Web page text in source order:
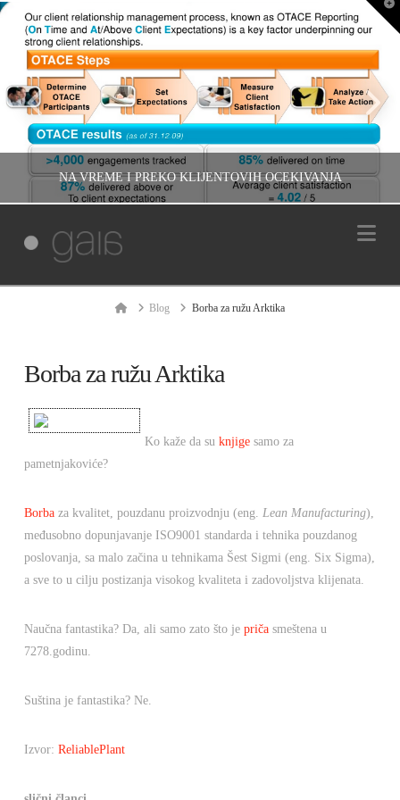
NA VREME I PREKO KLIJENTOVIH OČEKIVANJA
INFORMACIJE, RAZMIŠLJANJA, UNCATEGORIZED
HomeBlog Borba za ružu Arktika
Borba za ružu Arktika
Ko kaže da su knjigesamo za
pametnjakoviće?
Borbaza kvalitet, pouzdanu proizvodnju (eng. Lean Manufacturing),
međusobno dopunjavanje ISO9001 standarda i tehnika pouzdanog
poslovanja, sa malo začina u tehnikama Šest Sigmi (eng. Six Sigma),
a sve to u cilju postizanja visokog kvaliteta i zadovoljstva klijenata.
Naučna fantastika? Da, ali samo zato što je pričasmeštena u
7278.godinu.
Suština je fantastika? Ne.
Izvor: ReliablePlant